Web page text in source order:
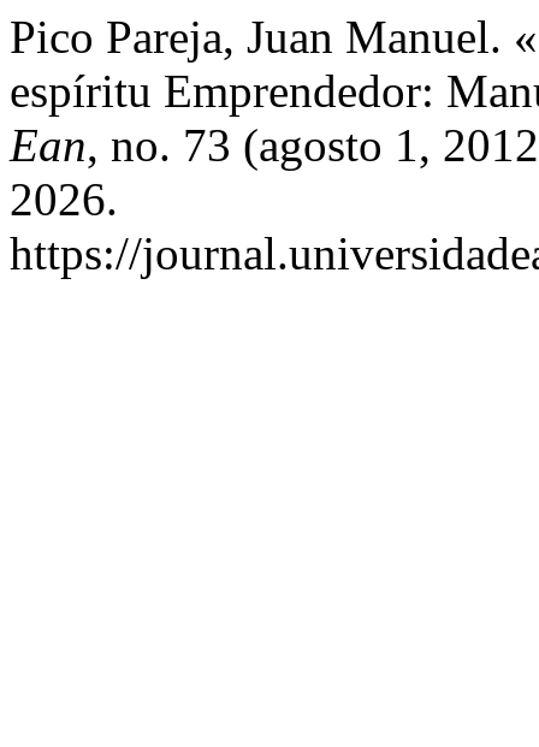
Pico Pareja, Juan Manuel.
espíritu Emprendedor:
Ean, no. 73 (agosto 1,
2026.
https://